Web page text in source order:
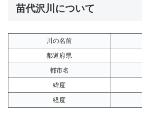
苗代沢川について
川の名前
都道府県
都市名
緯度
経度